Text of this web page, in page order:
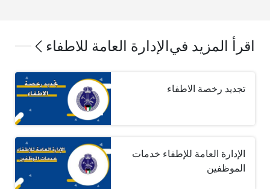
اقرأ المزيد في الإدارة العامة للاطفاء
تجديد رخصة الاطفاء
الإدارة العامة للإطفاء خدمات
الموظفين